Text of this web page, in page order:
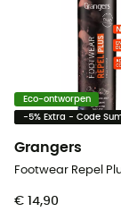
Eco-ontworpen
-5% Extra - Code
Grangers
€ 14,90